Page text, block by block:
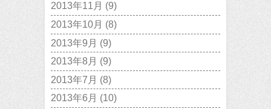
2013年11月 (9)
2013年10月 (8)
2013年9月 (9)
2013年8月 (9)
2013年7月 (8)
2013年6月 (10)